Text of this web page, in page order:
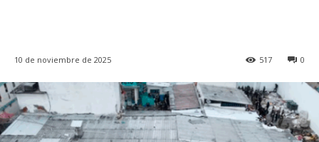
10 de noviembre de 2025 0
517